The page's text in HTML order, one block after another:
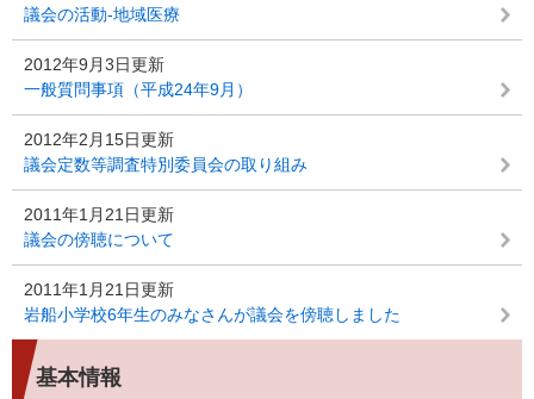
議会の活動-地域医療
2012年9月3日更新
一般質問事項（平成24年9月）
2012年2月15日更新
議会定数等調査特別委員会の取り組み
2011年1月21日更新
議会の傍聴について
2011年1月21日更新
岩船小学校6年生のみなさんが議会を傍聴しました
基本情報